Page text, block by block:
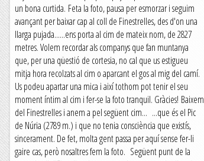
un bona curtida. Feta la foto, pausa per esmorzar i seguim
avançant per baixar cap al coll de Finestrelles, des d'on una
llarga pujada......ens porta al cim de mateix nom, de 2827
metres. Volem recordar als companys que fan muntanya
que, per una qüestió de cortesia, no cal que us estigueu
mitja hora recolzats al cim o aparcant el gos al mig del camí.
Us podeu apartar una mica i així tothom pot tenir el seu
moment íntim al cim i fer-se la foto tranquil. Gràcies! Baixem
del Finestrelles i anem a pel següent cim... ...que és el Pic
de Núria (2789 m.) i que no tenia consciència que existís,
sincerament. De fet, molta gent passa per aquí sense fer-li
gaire cas, però nosaltres fem la foto. Següent punt de la